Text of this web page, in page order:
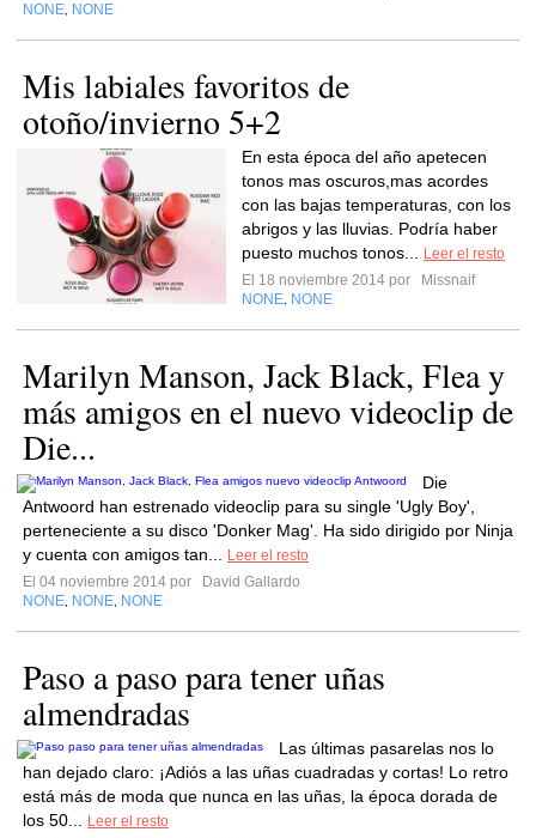
NONE NONE
Mis labiales favoritos de
otoño/invierno 5+2
En esta época del año apetecen
tonos mas oscuros,mas acordes
con las bajas temperaturas, con los
abrigos y las lluvias. Podría haber
puesto muchos tonos...
Leer el resto
El 18 noviembre 2014 por
Missnaif
NONE NONE
Marilyn Manson, Jack Black, Flea y
más amigos en el nuevo videoclip de
Die...
Die
Antwoord han estrenado videoclip para su single 'Ugly Boy',
perteneciente a su disco 'Donker Mag'. Ha sido dirigido por Ninja
y cuenta con amigos tan...
Leer el resto
El 04 noviembre 2014 por
David Gallardo
NONE NONE NONE
Paso a paso para tener uñas
almendradas
Las últimas pasarelas nos lo
han dejado claro: ¡Adiós a las uñas cuadradas y cortas! Lo retro
está más de moda que nunca en las uñas, la época dorada de
los 50...
Leer el resto